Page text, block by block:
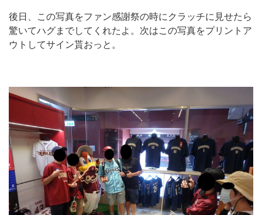
後日、この写真をファン感謝祭の時にクラッチに見せたら
驚いてハグまでしてくれたよ。次はこの写真をプリントア
ウトしてサイン貰おっと。